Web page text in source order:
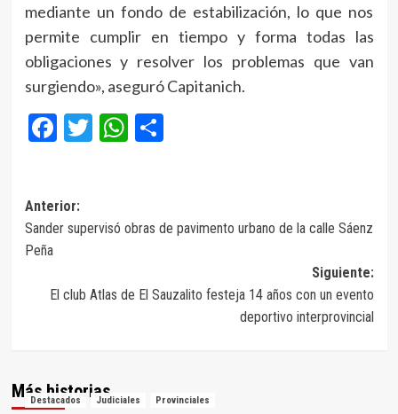
mediante un fondo de estabilización, lo que nos
permite cumplir en tiempo y forma todas las
obligaciones y resolver los problemas que van
surgiendo», aseguró Capitanich.
Facebook
Twitter
WhatsApp
Compartir
Navegación
de
Anterior:
Sander supervisó obras de pavimento urbano de la calle Sáenz
Peña
Siguiente:
El club Atlas de El Sauzalito festeja 14 años con un evento
deportivo interprovincial
Más historias
Destacados Judiciales Provinciales